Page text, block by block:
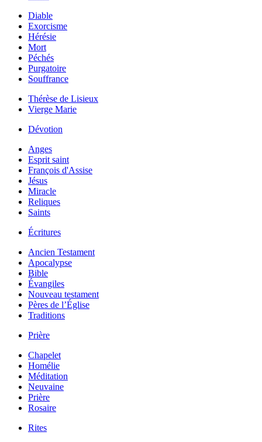
Diable
Exorcisme
Hérésie
Mort
Péchés
Purgatoire
Souffrance
Thérèse de Lisieux
Vierge Marie
Dévotion
Anges
Esprit saint
François d'Assise
Jésus
Miracle
Reliques
Saints
Écritures
Ancien Testament
Apocalypse
Bible
Évangiles
Nouveau testament
Pères de l’Église
Traditions
Prière
Chapelet
Homélie
Méditation
Neuvaine
Prière
Rosaire
Rites